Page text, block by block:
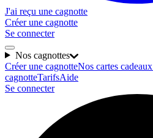
J'ai reçu une cagnotte
Créer une cagnotte
Se connecter
Nos cagnottes
Créer une cagnotteNos cartes cadeaux
cagnotteTarifsAide
Se connecter